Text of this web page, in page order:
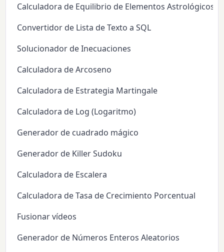
Calculadora de Equilibrio de Elementos Astrológicos
Convertidor de Lista de Texto a SQL
Solucionador de Inecuaciones
Calculadora de Arcoseno
Calculadora de Estrategia Martingale
Calculadora de Log (Logaritmo)
Generador de cuadrado mágico
Generador de Killer Sudoku
Calculadora de Escalera
Calculadora de Tasa de Crecimiento Porcentual
Fusionar vídeos
Generador de Números Enteros Aleatorios